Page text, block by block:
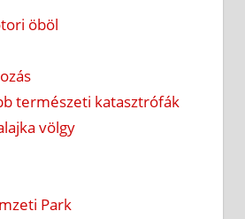
öböl
természeti katasztrófák
völgy
Park